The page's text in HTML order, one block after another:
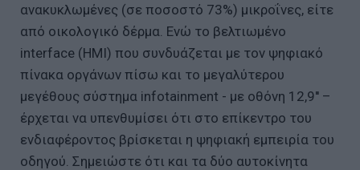
ανακυκλωμένες (σε ποσοστό 73%) μικροΐνες, είτε
από οικολογικό δέρμα. Ενώ το βελτιωμένο
interface (HMI) που συνδυάζεται με τον ψηφιακό
πίνακα οργάνων πίσω και το μεγαλύτερου
μεγέθους σύστημα infotainment - με οθόνη 12,9'' –
έρχεται να υπενθυμίσει ότι στο επίκεντρο του
ενδιαφέροντος βρίσκεται η ψηφιακή εμπειρία του
οδηγού. Σημειώστε ότι και τα δύο αυτοκίνητα